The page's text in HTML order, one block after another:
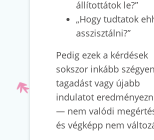
állítottátok le?”
„Hogy tudtatok
asszisztálni?”
Pedig ezek a kérdések
sokszor inkább
tagadást vagy újabb
indulatot
— nem valódi
és végképp nem